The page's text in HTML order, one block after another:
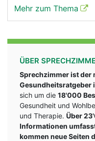
Mehr zum Thema
ÜBER
Sprechzimmer ist der
Gesundheitsratgeber
sich um die 18'000
Gesundheit und
und Therapie. Über
Informationen
kommen neue Seiten